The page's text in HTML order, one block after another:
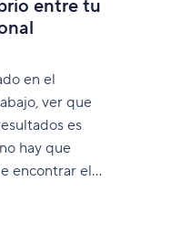
entre tu
en el
ver que
es
hay que
encontrar el